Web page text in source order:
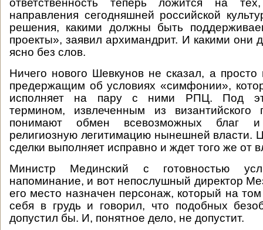
ответственность теперь ложится на
направления сегодняшней российской
решения, какими должны быть
проекты», заявил архимандрит. И какими
ясно без слов.
Ничего нового Шевкунов не сказал, а
предержащим об условиях «симфонии»,
исполняет на пару с ними РПЦ. Под
термином, извлеченным из
понимают обмен всевозможных благ
религиозную легитимацию нынешней власти.
сделки выполняет исправно и ждет того же от
Министр Мединский с готовностью
напоминание, и вот непослушный директор
его место назначен персонаж, который на
себя в грудь и говорил, что подобных
допустил бы. И, понятное дело, не допустит.